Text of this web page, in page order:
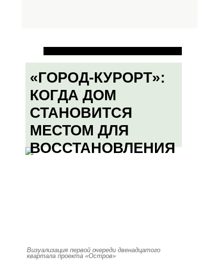
«ГОРОД-КУРОРТ»:
КОГДА ДОМ
СТАНОВИТСЯ
МЕСТОМ ДЛЯ
ВОССТАНОВЛЕНИЯ
Визуализация первой очереди двенадцатого
квартала проекта «Остров»